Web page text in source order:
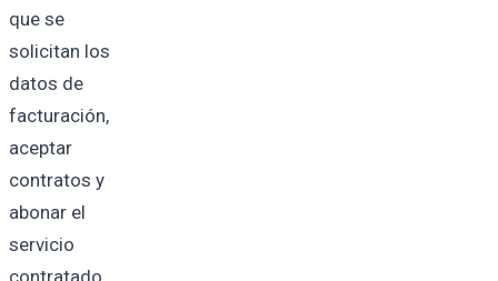
que se
solicitan los
datos de
facturación,
aceptar
contratos y
abonar el
servicio